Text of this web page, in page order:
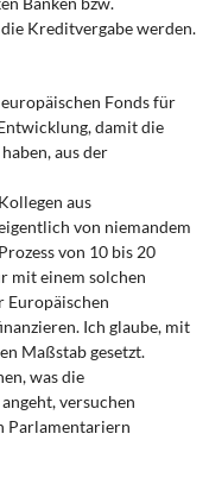
Kreditvergabe werden.
Fonds für
damit die
aus der
aus
von niemandem
von 10 bis 20
mit einem solchen
Europäischen
Ich glaube, mit
Maßstab gesetzt.
was die
versuchen
Parlamentariern